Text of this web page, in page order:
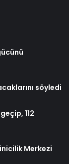
söyledi
112
Merkezi